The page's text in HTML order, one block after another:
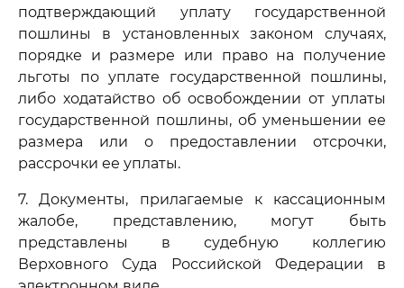
подтверждающий уплату государственной
пошлины в установленных законом случаях,
порядке и размере или право на получение
льготы по уплате государственной пошлины,
либо ходатайство об освобождении от уплаты
государственной пошлины, об уменьшении ее
размера или о предоставлении отсрочки,
рассрочки ее уплаты.
7. Документы, прилагаемые к кассационным
жалобе, представлению, могут быть
представлены в судебную коллегию
Верховного Суда Российской Федерации в